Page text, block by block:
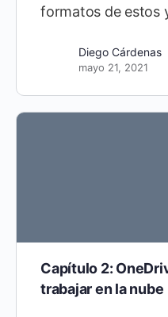
formatos de estos
Diego Cárdenas
mayo 21, 2021
Capítulo 2:
trabajar en la nube